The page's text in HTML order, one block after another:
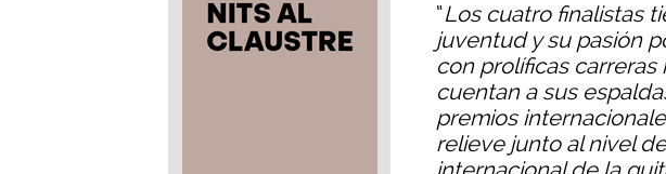
“Los cuatro finalistas
juventud y su pasión
con prolíficas
cuentan a sus
premios
relieve junto al nivel